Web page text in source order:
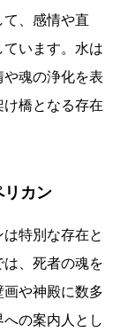
て、感情や直
います。水は
魂の浄化を表
橋となる存在
リカン
特別な存在と
、死者の魂を
や神殿に数多
の案内人とし